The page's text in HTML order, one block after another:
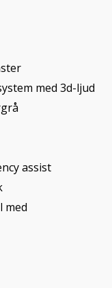
med 3d-ljud
assist
med